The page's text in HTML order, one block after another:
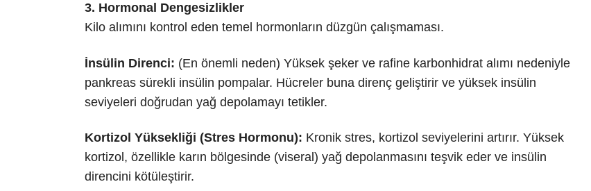
3. Hormonal Dengesizlikler
Kilo alımını kontrol eden temel hormonların düzgün çalışmaması.
İnsülin Direnci: (En önemli neden) Yüksek şeker ve rafine karbonhidrat alımı nedeniyle
pankreas sürekli insülin pompalar. Hücreler buna direnç geliştirir ve yüksek insülin
seviyeleri doğrudan yağ depolamayı tetikler.
Kortizol Yüksekliği (Stres Hormonu): Kronik stres, kortizol seviyelerini artırır. Yüksek
kortizol, özellikle karın bölgesinde (viseral) yağ depolanmasını teşvik eder ve insülin
direncini kötüleştirir.